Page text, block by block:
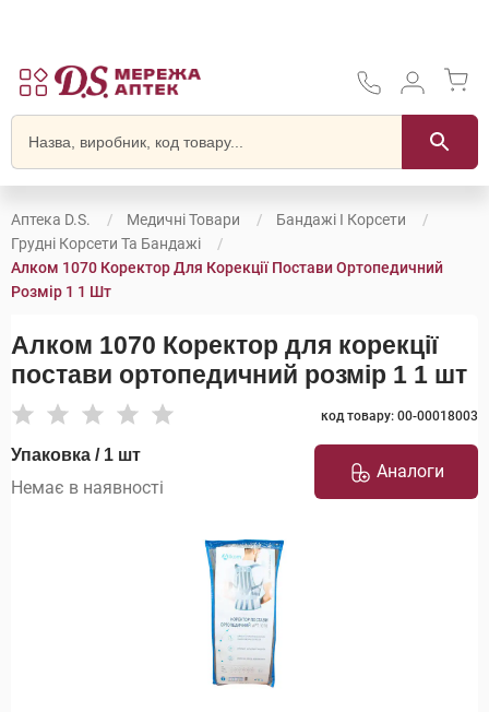
Аптека D.S. Медичні Товари
Бандажі І Корсети
Грудні Корсети Та Бандажі
Алком 1070 Коректор Для Корекції Постави Ортопедичний
Розмір 1 1 Шт
Алком 1070 Коректор для корекції
постави ортопедичний розмір 1 1 шт
код товару: 00-00018003
Упаковка / 1 шт
Немає в наявності
Аналоги